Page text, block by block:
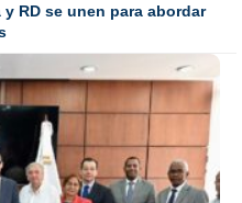
RD se unen para abordar